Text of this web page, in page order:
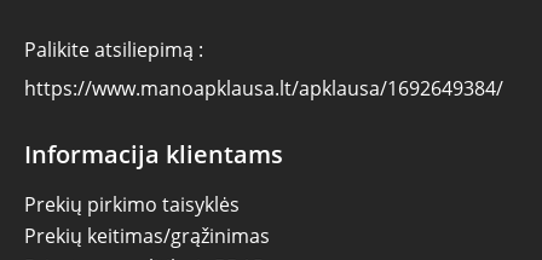
Palikite atsiliepimą :
https://www.manoapklausa.lt/apklausa/1692649384/
Informacija klientams
Prekių pirkimo taisyklės
Prekių keitimas/grąžinimas